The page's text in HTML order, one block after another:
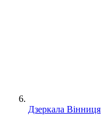
Дзеркала Вінниця